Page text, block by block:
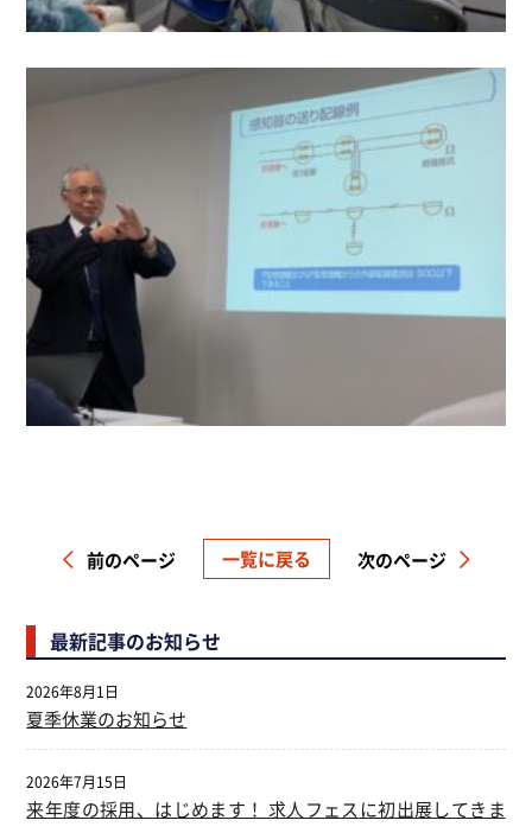
前のページ 一覧に戻る 次のページ
最新記事のお知らせ
夏季休業のお知らせ
2026年8月1日
来年度の採用、はじめます！ 求人フェスに初出展してきま
2026年7月15日